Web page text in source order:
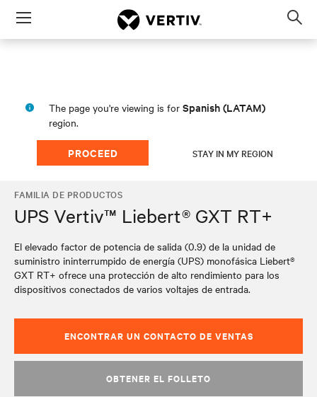
Menu
The page you're viewing is for Spanish (LATAM)
region.
PROCEED STAY IN MY REGION
FAMILIA DE PRODUCTOS
UPS Vertiv™ Liebert® GXT RT+
El elevado factor de potencia de salida (0.9) de la unidad de
suministro ininterrumpido de energía (UPS) monofásica Liebert®
GXT RT+ ofrece una protección de alto rendimiento para los
dispositivos conectados de varios voltajes de entrada.
ENCONTRAR UN CONTACTO DE VENTAS
OBTENER EL FOLLETO